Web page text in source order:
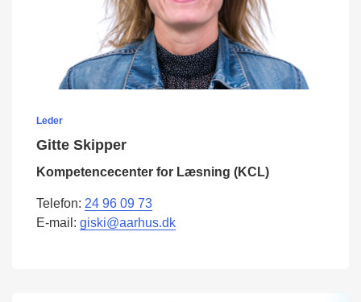
Leder
Gitte Skipper
Kompetencecenter for Læsning (KCL)
Telefon: 24 96 09 73
E-mail: giski@aarhus.dk